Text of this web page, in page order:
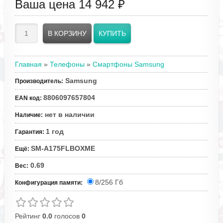
Ваша цена 14 942 ₽
Главная » Телефоны » Смартфоны Samsung
Производитель: Samsung
EAN код: 8806097657804
Наличие: нет в наличии
Гарантия: 1 год
Ещё: SM-A175FLBOXME
Вес: 0.69
Конфигурация памяти: 8/256 Гб
Рейтинг 0.0голосов 0